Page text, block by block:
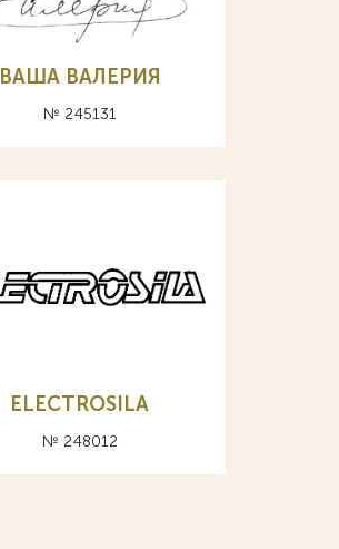
ВАША ВАЛЕРИЯ
№ 245131
ELECTROSILA
№ 248012